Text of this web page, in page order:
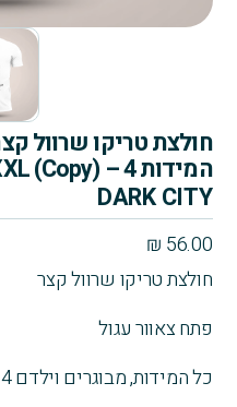
חולצת טריקו שרוול
המידות 4 – XXXL (Copy)
DARK CITY
₪ 56.00
חולצת טריקו שרוול קצר
פתח צאוור עגול
כל המידות, מבוגרים וילדם 4 – XXXL